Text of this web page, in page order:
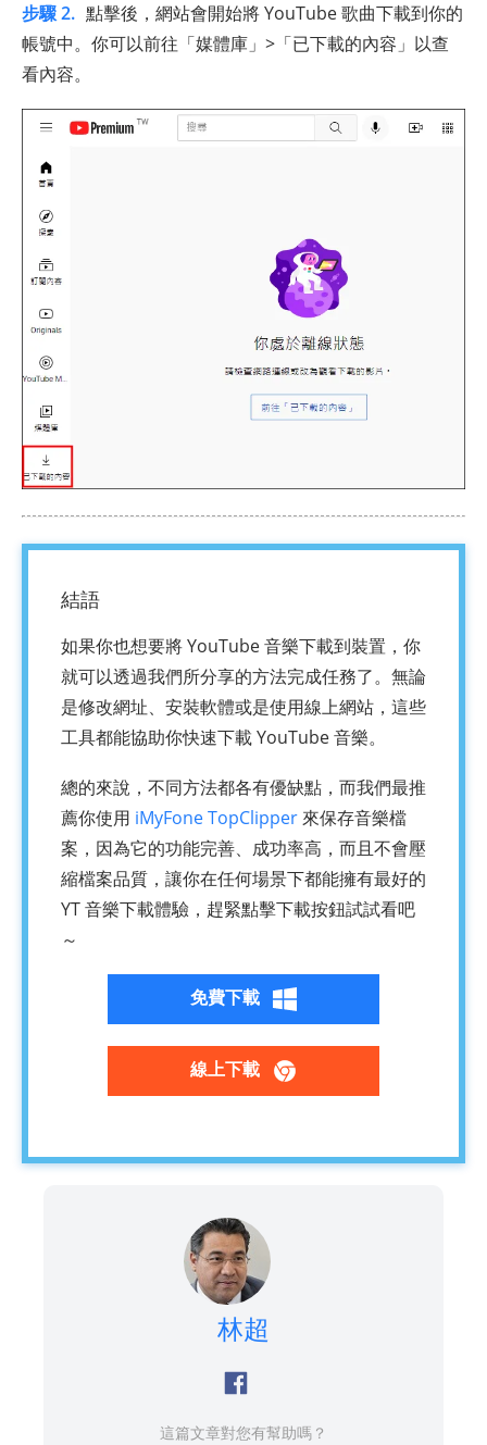
步驟 2. 點擊後，網站會開始將 YouTube 歌曲下載到你的
帳號中。你可以前往「媒體庫」>「已下載的內容」以查
看內容。
結語
如果你也想要將 YouTube 音樂下載到裝置，你
就可以透過我們所分享的方法完成任務了。無論
是修改網址、安裝軟體或是使用線上網站，這些
工具都能協助你快速下載 YouTube 音樂。
總的來說，不同方法都各有優缺點，而我們最推
薦你使用 iMyFone TopClipper來保存音樂檔
案，因為它的功能完善、成功率高，而且不會壓
縮檔案品質，讓你在任何場景下都能擁有最好的
YT 音樂下載體驗，趕緊點擊下載按鈕試試看吧
～
免費下載
線上下載
林超
這篇文章對您有幫助嗎？